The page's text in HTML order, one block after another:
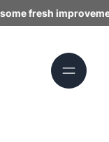
fresh